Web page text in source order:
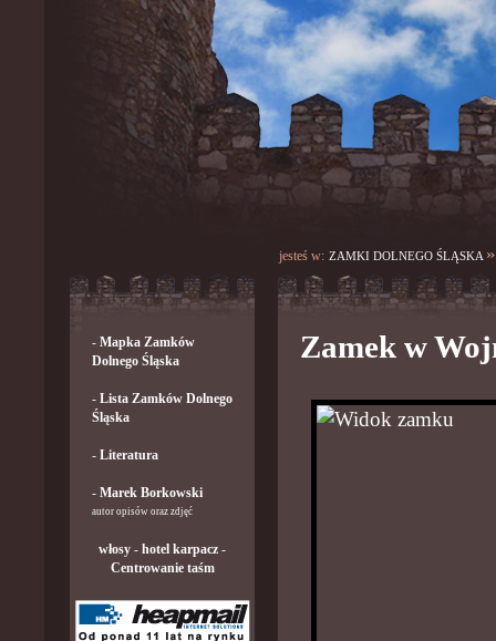
jesteś w: ZAMKI DOLNEGO ŚLĄSKA »
- Mapka Zamków
Dolnego Śląska
- Lista Zamków Dolnego
Śląska
- Literatura
- Marek Borkowski
autor opisów oraz zdjęć
włosy - hotel karpacz -
Centrowanie taśm
Zamek w